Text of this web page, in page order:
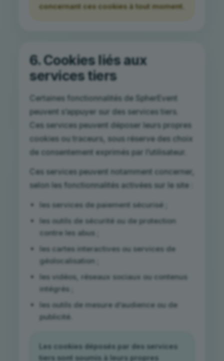
concernant ces cookies à tout moment.
6. Cookies liés aux
services tiers
Certaines fonctionnalités de SpherEvent
peuvent s’appuyer sur des services tiers.
Ces services peuvent déposer leurs propres
cookies ou traceurs, sous réserve des choix
de consentement exprimés par l’utilisateur.
Ces services peuvent notamment concerner,
selon les fonctionnalités activées sur le site :
les services de paiement sécurisé ;
les outils de sécurité ou de protection
contre les abus ;
les cartes interactives ou services de
géolocalisation ;
les vidéos, réseaux sociaux ou contenus
intégrés ;
les outils de mesure d’audience ou de
publicité.
Les cookies déposés par des services
tiers sont soumis à leurs propres